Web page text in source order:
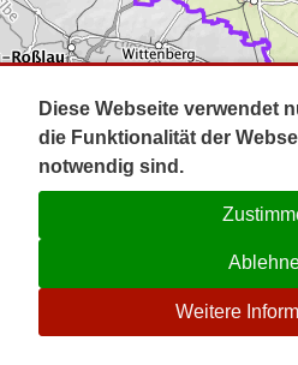
Diese Webseite verwendet
die Funktionalität der
notwendig sind.
Weitere